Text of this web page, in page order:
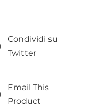
Condividi su
Twitter
Email This
Product